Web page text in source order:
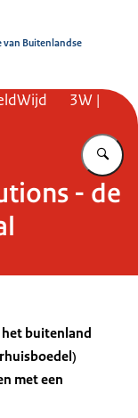
van Buitenlandse
3W |
- de
buitenland
met een